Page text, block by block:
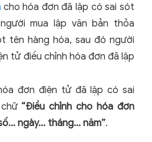
cho hóa đơn đã lập có sai sót
mua lập văn bản thỏa
tên hàng hóa, sau đó người
tử điều chỉnh hóa đơn đã lập
đơn điện tử đã lập có sai
“Điều chỉnh cho hóa đơn
ngày... tháng... năm”.